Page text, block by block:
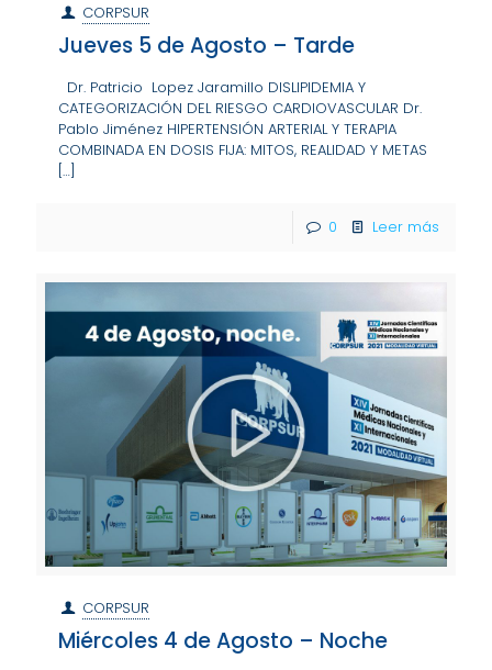
CORPSUR
Jueves 5 de Agosto – Tarde
Dr. Patricio Lopez Jaramillo DISLIPIDEMIA Y
CATEGORIZACIÓN DEL RIESGO CARDIOVASCULAR Dr.
Pablo Jiménez HIPERTENSIÓN ARTERIAL Y TERAPIA
COMBINADA EN DOSIS FIJA: MITOS, REALIDAD Y METAS
[…]
0 Leer más
CORPSUR
Miércoles 4 de Agosto – Noche